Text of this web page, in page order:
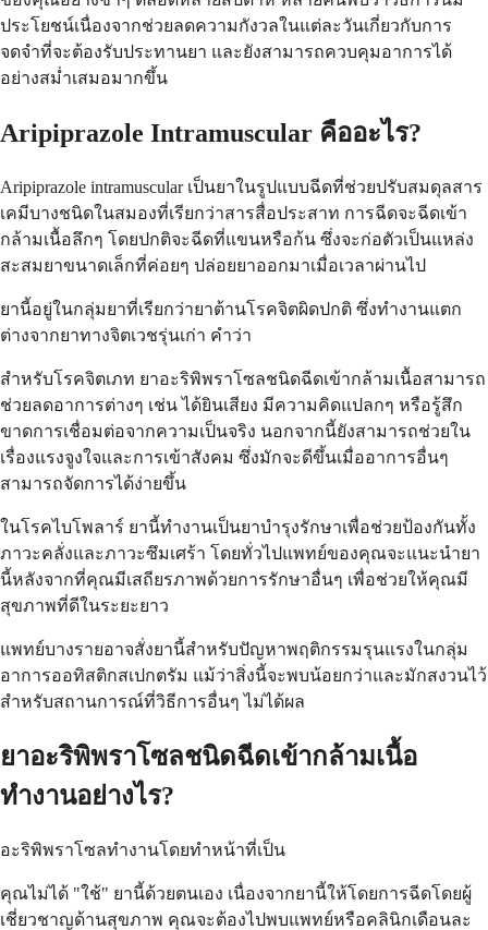
ประโยชน์เนื่องจากช่วยลดความกังวลในแต่ละวันเกี่ยวกับการ
จดจำที่จะต้องรับประทานยา และยังสามารถควบคุมอาการได้
อย่างสม่ำเสมอมากขึ้น
Aripiprazole Intramuscular คืออะไร?
Aripiprazole intramuscular เป็นยาในรูปแบบฉีดที่ช่วยปรับสมดุลสาร
เคมีบางชนิดในสมองที่เรียกว่าสารสื่อประสาท การฉีดจะฉีดเข้า
กล้ามเนื้อลึกๆ โดยปกติจะฉีดที่แขนหรือก้น ซึ่งจะก่อตัวเป็นแหล่ง
สะสมยาขนาดเล็กที่ค่อยๆ ปล่อยยาออกมาเมื่อเวลาผ่านไป
ยานี้อยู่ในกลุ่มยาที่เรียกว่ายาต้านโรคจิตผิดปกติ ซึ่งทำงานแตก
ต่างจากยาทางจิตเวชรุ่นเก่า คำว่า
สำหรับโรคจิตเภท ยาอะริพิพราโซลชนิดฉีดเข้ากล้ามเนื้อสามารถ
ช่วยลดอาการต่างๆ เช่น ได้ยินเสียง มีความคิดแปลกๆ หรือรู้สึก
ขาดการเชื่อมต่อจากความเป็นจริง นอกจากนี้ยังสามารถช่วยใน
เรื่องแรงจูงใจและการเข้าสังคม ซึ่งมักจะดีขึ้นเมื่ออาการอื่นๆ
สามารถจัดการได้ง่ายขึ้น
ในโรคไบโพลาร์ ยานี้ทำงานเป็นยาบำรุงรักษาเพื่อช่วยป้องกันทั้ง
ภาวะคลั่งและภาวะซึมเศร้า โดยทั่วไปแพทย์ของคุณจะแนะนำยา
นี้หลังจากที่คุณมีเสถียรภาพด้วยการรักษาอื่นๆ เพื่อช่วยให้คุณมี
สุขภาพที่ดีในระยะยาว
แพทย์บางรายอาจสั่งยานี้สำหรับปัญหาพฤติกรรมรุนแรงในกลุ่ม
อาการออทิสติกสเปกตรัม แม้ว่าสิ่งนี้จะพบน้อยกว่าและมักสงวนไว้
สำหรับสถานการณ์ที่วิธีการอื่นๆ ไม่ได้ผล
ยาอะริพิพราโซลชนิดฉีดเข้ากล้ามเนื้อ
ทำงานอย่างไร?
อะริพิพราโซลทำงานโดยทำหน้าที่เป็น
คุณไม่ได้ "ใช้" ยานี้ด้วยตนเอง เนื่องจากยานี้ให้โดยการฉีดโดยผู้
เชี่ยวชาญด้านสุขภาพ คุณจะต้องไปพบแพทย์หรือคลินิกเดือนละ